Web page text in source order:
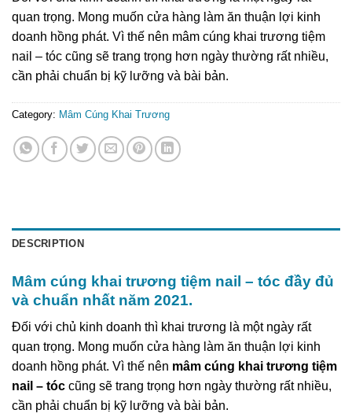
quan trọng. Mong muốn cửa hàng làm ăn thuận lợi kinh
doanh hồng phát. Vì thế nên mâm cúng khai trương tiệm
nail – tóc cũng sẽ trang trọng hơn ngày thường rất nhiều,
cần phải chuẩn bị kỹ lưỡng và bài bản.
Category: Mâm Cúng Khai Trương
DESCRIPTION
Mâm cúng khai trương tiệm nail – tóc đầy đủ
và chuẩn nhất năm 2021.
Đối với chủ kinh doanh thì khai trương là một ngày rất
quan trọng. Mong muốn cửa hàng làm ăn thuận lợi kinh
doanh hồng phát. Vì thế nên mâm cúng khai trương tiệm
nail – tóc cũng sẽ trang trọng hơn ngày thường rất nhiều,
cần phải chuẩn bị kỹ lưỡng và bài bản.